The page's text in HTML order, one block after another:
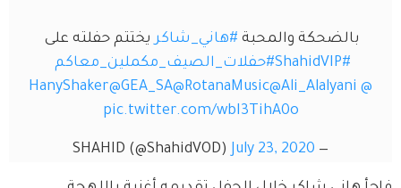
والمحبة #هاني_شاكر يختتم حفلته على
#حفلات_الصيف_مكملين_معاكم
@GEA_SA@RotanaMusic
pic.twitter.com/wbI3TihA0o
July 23, 2020